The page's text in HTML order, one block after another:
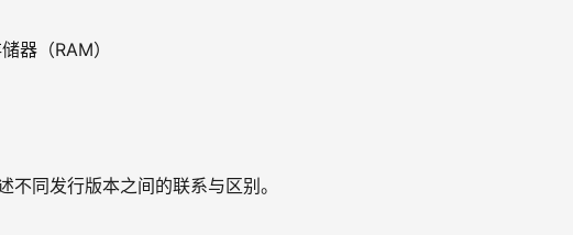
器（RAM）
同发行版本之间的联系与区别。